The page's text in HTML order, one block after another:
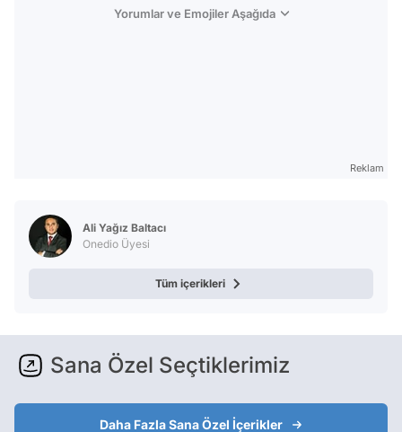
Yorumlar ve Emojiler Aşağıda
Reklam
Ali Yağız Baltacı
Onedio Üyesi
Tüm içerikleri
Sana Özel Seçtiklerimiz
Daha Fazla Sana Özel İçerikler